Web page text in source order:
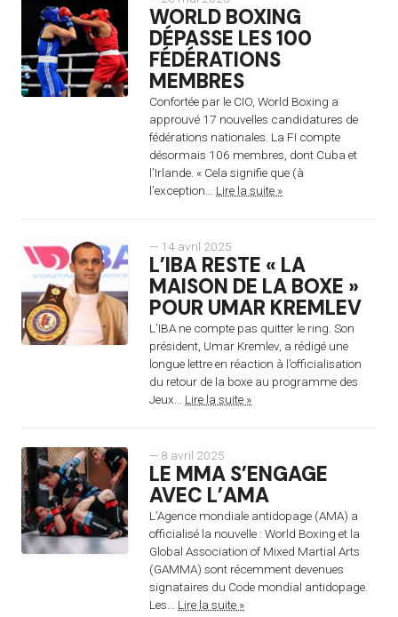
WORLD BOXING
DÉPASSE LES 100
FÉDÉRATIONS
MEMBRES
Confortée par le CIO, World Boxing a
approuvé 17 nouvelles candidatures de
fédérations nationales. La FI compte
désormais 106 membres, dont Cuba et
l’Irlande. « Cela signifie que (à
l’exception... Lire la suite »
— 14 avril 2025
L’IBA RESTE « LA
MAISON DE LA BOXE »
POUR UMAR KREMLEV
L’IBA ne compte pas quitter le ring. Son
président, Umar Kremlev, a rédigé une
longue lettre en réaction à l’officialisation
du retour de la boxe au programme des
Jeux... Lire la suite »
— 8 avril 2025
LE MMA S’ENGAGE
AVEC L’AMA
L’Agence mondiale antidopage (AMA) a
officialisé la nouvelle : World Boxing et la
Global Association of Mixed Martial Arts
(GAMMA) sont récemment devenues
signataires du Code mondial antidopage.
Les... Lire la suite »